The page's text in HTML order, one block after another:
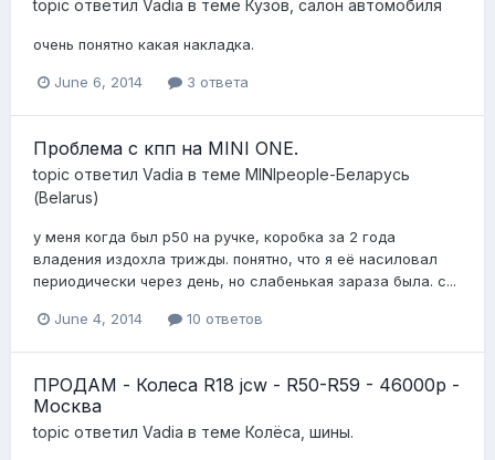
topic ответил Vadia в теме Кузов, салон автомобиля
очень понятно какая накладка.
June 6, 2014 3 ответа
Проблема с кпп на MINI ONE.
topic ответил Vadia в теме MINIpeople-Беларусь
(Belarus)
у меня когда был р50 на ручке, коробка за 2 года
владения издохла трижды. понятно, что я её насиловал
периодически через день, но слабенькая зараза была. с...
June 4, 2014 10 ответов
ПРОДАМ - Колеса R18 jcw - R50-R59 - 46000р -
Москва
topic ответил Vadia в теме Колёса, шины.